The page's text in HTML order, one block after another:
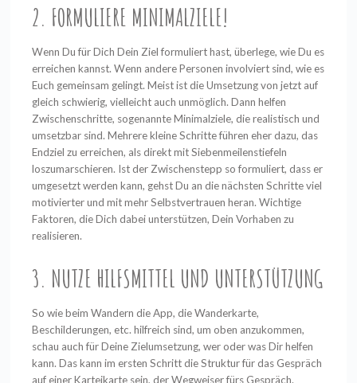
2. FORMULIERE MINIMALZIELE!
Wenn Du für Dich Dein Ziel formuliert hast, überlege, wie Du es
erreichen kannst. Wenn andere Personen involviert sind, wie es
Euch gemeinsam gelingt. Meist ist die Umsetzung von jetzt auf
gleich schwierig, vielleicht auch unmöglich. Dann helfen
Zwischenschritte, sogenannte Minimalziele, die realistisch und
umsetzbar sind. Mehrere kleine Schritte führen eher dazu, das
Endziel zu erreichen, als direkt mit Siebenmeilenstiefeln
loszumarschieren. Ist der Zwischenstepp so formuliert, dass er
umgesetzt werden kann, gehst Du an die nächsten Schritte viel
motivierter und mit mehr Selbstvertrauen heran. Wichtige
Faktoren, die Dich dabei unterstützen, Dein Vorhaben zu
realisieren.
3. NUTZE HILFSMITTEL UND UNTERSTÜTZUNG
So wie beim Wandern die App, die Wanderkarte,
Beschilderungen, etc. hilfreich sind, um oben anzukommen,
schau auch für Deine Zielumsetzung, wer oder was Dir helfen
kann. Das kann im ersten Schritt die Struktur für das Gespräch
auf einer Karteikarte sein, der Wegweiser fürs Gespräch.